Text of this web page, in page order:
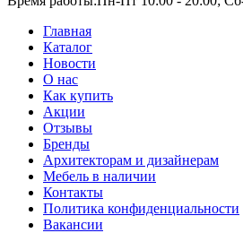
Главная
Каталог
Новости
О нас
Как купить
Акции
Отзывы
Бренды
Архитекторам и дизайнерам
Мебель в наличии
Контакты
Политика конфиденциальности
Вакансии